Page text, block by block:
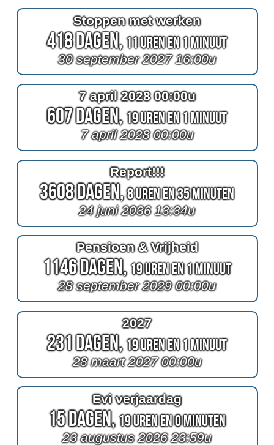
Stoppen met werken
418 Dagen,11 Uren en 1 Minuut
30 september 2027 16:00u
7 april 2028 00:00u
607 Dagen,19 Uren en 1 Minuut
7 april 2028 00:00u
Report!!!
3608 Dagen,8 Uren en 35 Minuten
24 juni 2036 13:34u
Pensioen & Vrijheid
1146 Dagen,19 Uren en 1 Minuut
28 september 2029 00:00u
2027
231 Dagen,19 Uren en 1 Minuut
28 maart 2027 00:00u
Evi verjaardag
15 Dagen,19 Uren en 0 Minuten
23 augustus 2026 23:59u